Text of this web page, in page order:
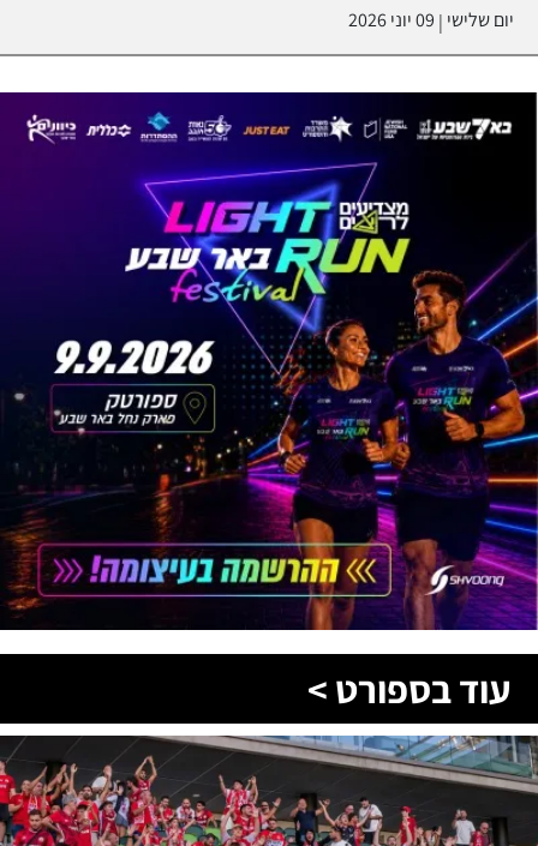
יום שלישי | 09 יוני 2026
עוד בספורט >